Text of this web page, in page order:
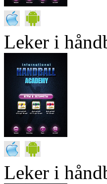
Leker i
Leker i